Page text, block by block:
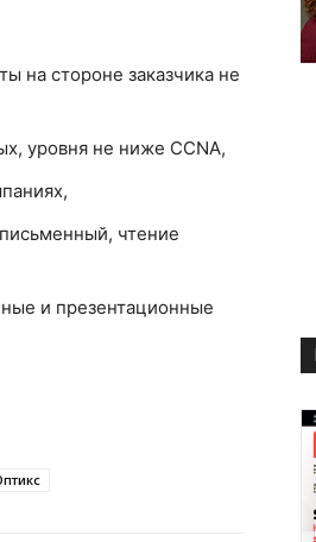
на стороне заказчика не
уровня не ниже CCNA,
чтение
и презентационные